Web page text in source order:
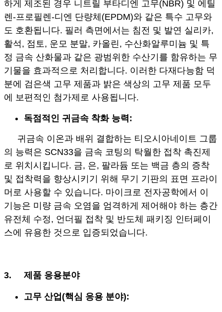
하게 제조된 경우 니트릴 부타디엔 고무(NBR) 및 에틸
렌-프로필렌-디엔 단량체(EPDM)와 같은 특수 고무와
도 호환됩니다. 필러 측면에서는 침전 및 발연 실리카,
활석, 점토, 운모 분말, 카올린, 수산화알루미늄 및 특
정 금속 산화물과 같은 광범위한 수산기를 함유하는 무
기물을 효과적으로 처리합니다. 이러한 다재다능함 덕
분에 검은색 고무 제품과 밝은 색상의 고무 제품 모두
에 보편적인 첨가제로 사용됩니다.
독점적인 귀금속 착화 능력:
귀금속 이온과 배위 결합하는 티오시아네이트 그룹
의 능력은 SCN33을 금속 코팅의 탁월한 접착 촉진제
로 위치시킵니다. 금, 은, 팔라듐 또는 백금 층의 증착
및 접착력을 향상시키기 위해 무기 기판의 표면 프라이
머로 사용할 수 있습니다. 마이크로 전자공학에서 이
기능은 미량 금속 오염을 엄격하게 제어해야 하는 층간
유전체 수정, 언더필 접착 및 반도체 패키징 인터페이
스에 유용한 것으로 입증되었습니다.
3. 제품 응용분야
고무 산업(핵심 응용 분야):